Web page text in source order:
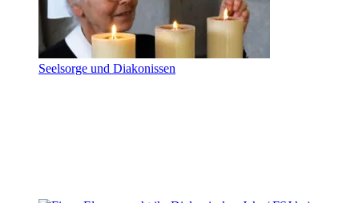
Seelsorge und Diakonissen